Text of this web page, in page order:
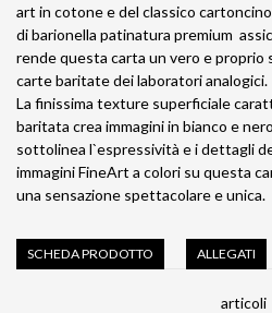
art in cotone e del classico
di barionella patinatura premium
rende questa carta un vero e
carte baritate dei laboratori analogici.
La finissima texture superficiale
baritata crea immagini in bianco e
sottolinea l`espressività e i dettagli
immagini FineArt a colori su questa
una sensazione spettacolare e unica.
SCHEDA PRODOTTO ALLEGATI
articoli